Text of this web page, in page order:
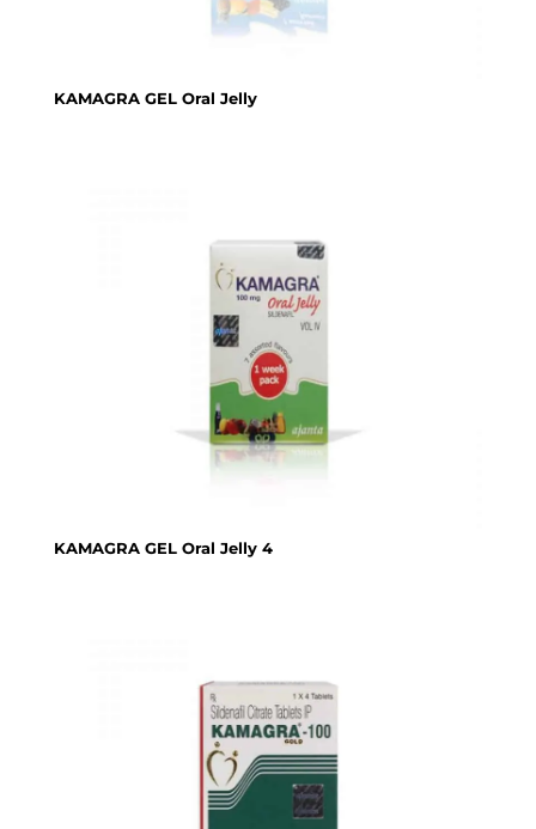
KAMAGRA GEL Oral Jelly
KAMAGRA GEL Oral Jelly 4